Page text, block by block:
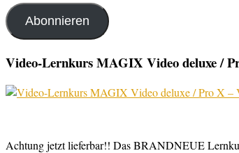
Adresse
Abonnieren
Video-Lernkurs MAGIX Video deluxe /
Achtung jetzt lieferbar!! Das BRANDNEUE